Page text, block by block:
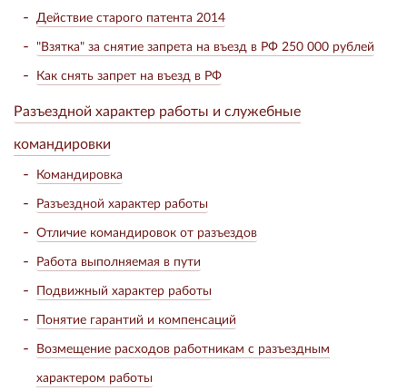
Действие старого патента 2014
"Взятка" за снятие запрета на въезд в РФ 250 000 рублей
Как снять запрет на въезд в РФ
Разъездной характер работы и служебные
командировки
Командировка
Разъездной характер работы
Отличие командировок от разъездов
Работа выполняемая в пути
Подвижный характер работы
Понятие гарантий и компенсаций
Возмещение расходов работникам с разъездным
характером работы